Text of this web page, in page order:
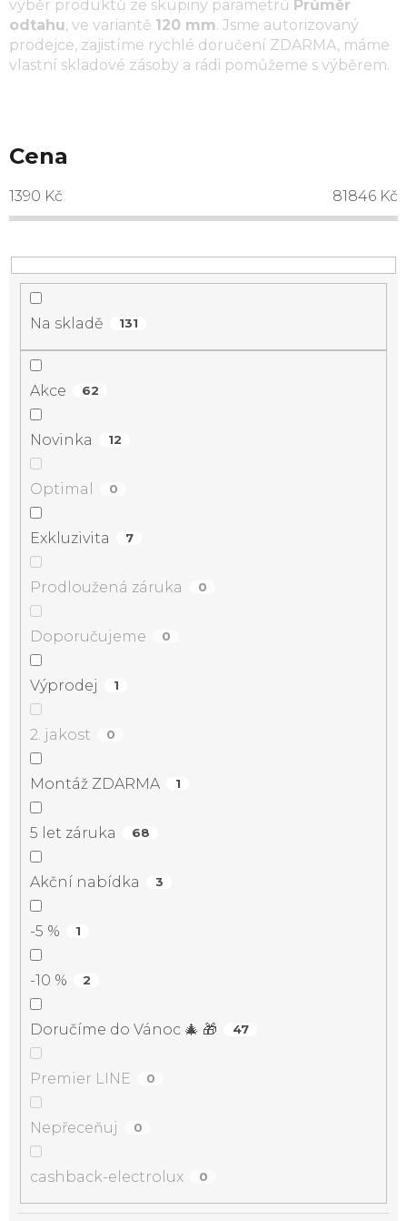
výběr produktů ze skupiny parametrů Průměr
odtahu, ve variantě 120 mm. Jsme autorizovaný
prodejce, zajistíme rychlé doručení ZDARMA, máme
vlastní skladové zásoby a rádi pomůžeme s výběrem.
Cena
1390 Kč 81846 Kč
Na skladě 131
Akce 62
Novinka 12
Optimal 0
Exkluzivita 7
Prodloužená záruka 0
Doporučujeme 0
Výprodej 1
2. jakost 0
Montáž ZDARMA 1
5 let záruka 68
Akční nabídka 3
-5 % 1
-10 % 2
Doručíme do Vánoc 🎄 🎁 47
Premier LINE 0
Nepřeceňuj 0
cashback-electrolux 0